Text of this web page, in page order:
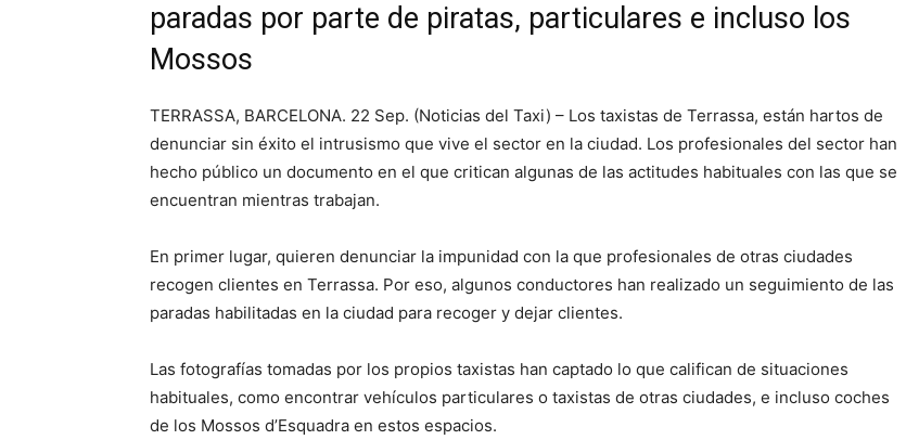
paradas por parte de piratas, particulares e incluso los
Mossos
TERRASSA, BARCELONA. 22 Sep. (Noticias del Taxi) – Los taxistas de Terrassa, están hartos de
denunciar sin éxito el intrusismo que vive el sector en la ciudad. Los profesionales del sector han
hecho público un documento en el que critican algunas de las actitudes habituales con las que se
encuentran mientras trabajan.
En primer lugar, quieren denunciar la impunidad con la que profesionales de otras ciudades
recogen clientes en Terrassa. Por eso, algunos conductores han realizado un seguimiento de las
paradas habilitadas en la ciudad para recoger y dejar clientes.
Las fotografías tomadas por los propios taxistas han captado lo que califican de situaciones
habituales, como encontrar vehículos particulares o taxistas de otras ciudades, e incluso coches
de los Mossos d’Esquadra en estos espacios.